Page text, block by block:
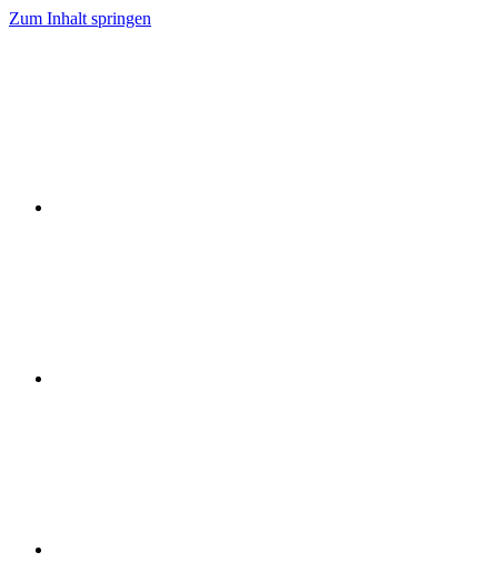
Zum Inhalt springen